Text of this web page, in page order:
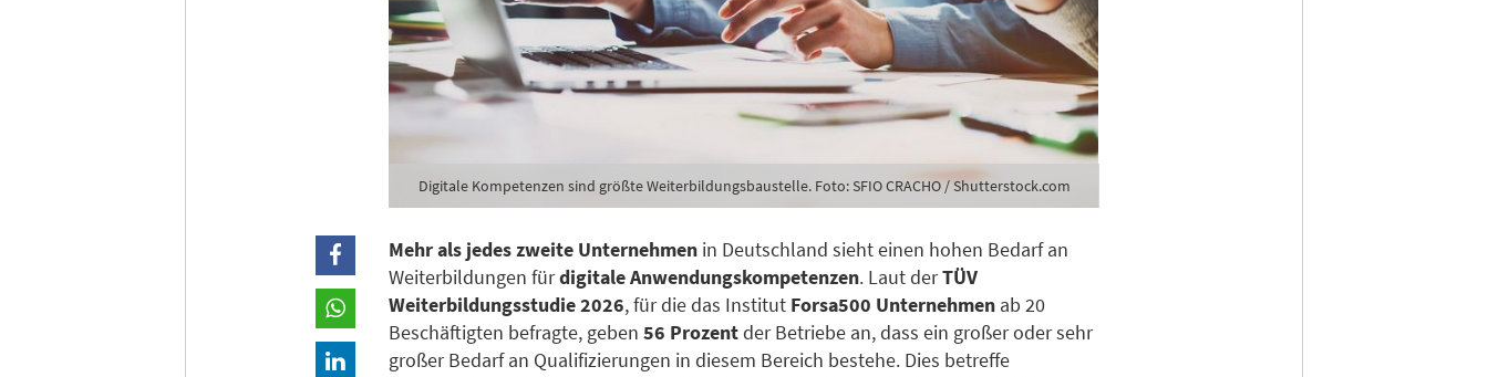
Digitale Kompetenzen sind größte Weiterbildungsbaustelle. Foto: SFIO CRACHO / Shutterstock.com
Mehr als jedes zweite Unternehmen in Deutschland sieht einen hohen Bedarf an
Weiterbildungen fürdigitale Anwendungskompetenzen. Laut derTÜV
Weiterbildungsstudie 2026, für die das Institut Forsa500 Unternehmen ab 20
Beschäftigten befragte, geben 56 Prozentder Betriebe an, dass ein großer oder sehr
großer Bedarf an Qualifizierungen in diesem Bereich bestehe. Dies betreffe